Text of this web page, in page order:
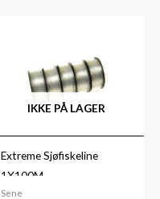
IKKE PÅ LAGER
Extreme Sjøfiskeline
1X100M
Sene
kr199